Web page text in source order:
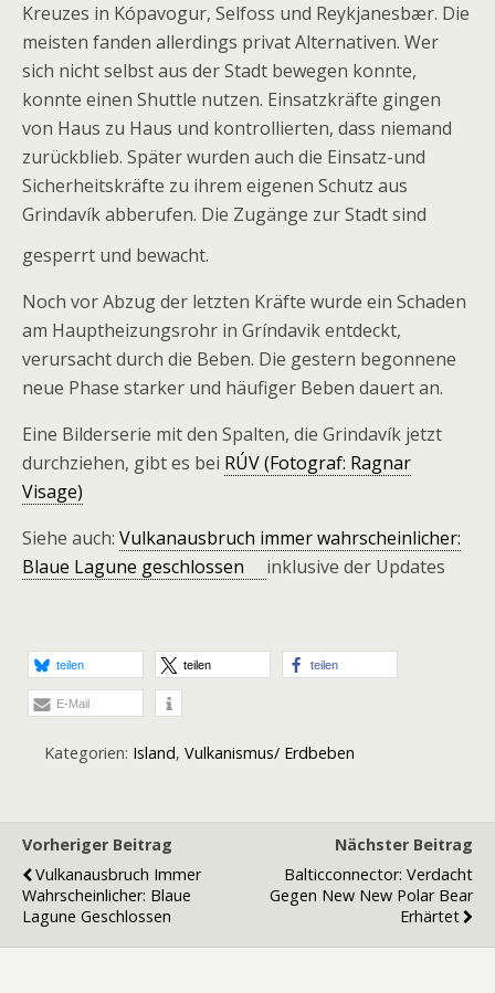
Kreuzes in Kópavogur, Selfoss und Reykjanesbær. Die
meisten fanden allerdings privat Alternativen. Wer
sich nicht selbst aus der Stadt bewegen konnte,
konnte einen Shuttle nutzen. Einsatzkräfte gingen
von Haus zu Haus und kontrollierten, dass niemand
zurückblieb. Später wurden auch die Einsatz-und
Sicherheitskräfte zu ihrem eigenen Schutz aus
Grindavík abberufen. Die Zugänge zur Stadt sind
gesperrt und bewacht.
Noch vor Abzug der letzten Kräfte wurde ein Schaden
am Hauptheizungsrohr in Gríndavik entdeckt,
verursacht durch die Beben. Die gestern begonnene
neue Phase starker und häufiger Beben dauert an.
Eine Bilderserie mit den Spalten, die Grindavík jetzt
durchziehen, gibt es bei RÚV (Fotograf: Ragnar
Visage)
Siehe auch: Vulkanausbruch immer wahrscheinlicher:
Blaue Lagune geschlossen inklusive der Updates
teilen teilen teilen
E-Mail
Kategorien: Island, Vulkanismus/ Erdbeben
Vorheriger Beitrag
Vulkanausbruch Immer
Wahrscheinlicher: Blaue
Lagune Geschlossen
Nächster Beitrag
Balticconnector: Verdacht
Gegen New New Polar Bear
Erhärtet